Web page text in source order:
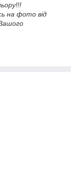
на фото від